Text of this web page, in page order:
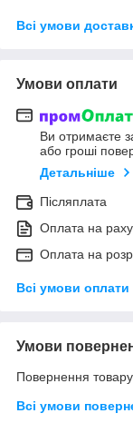
Всі умови
Умови оплати
Ви отримаєте
або гроші
Детальніше
Післяплата
Оплата на
Оплата на
Всі умови оплати
Умови
Повернення
Всі умови